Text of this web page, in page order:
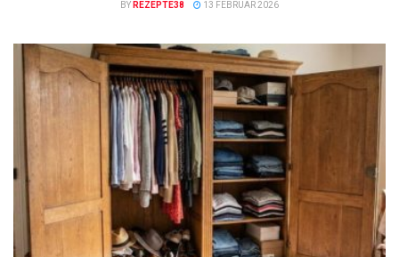
BY REZEPTE38 13 FEBRUAR 2026